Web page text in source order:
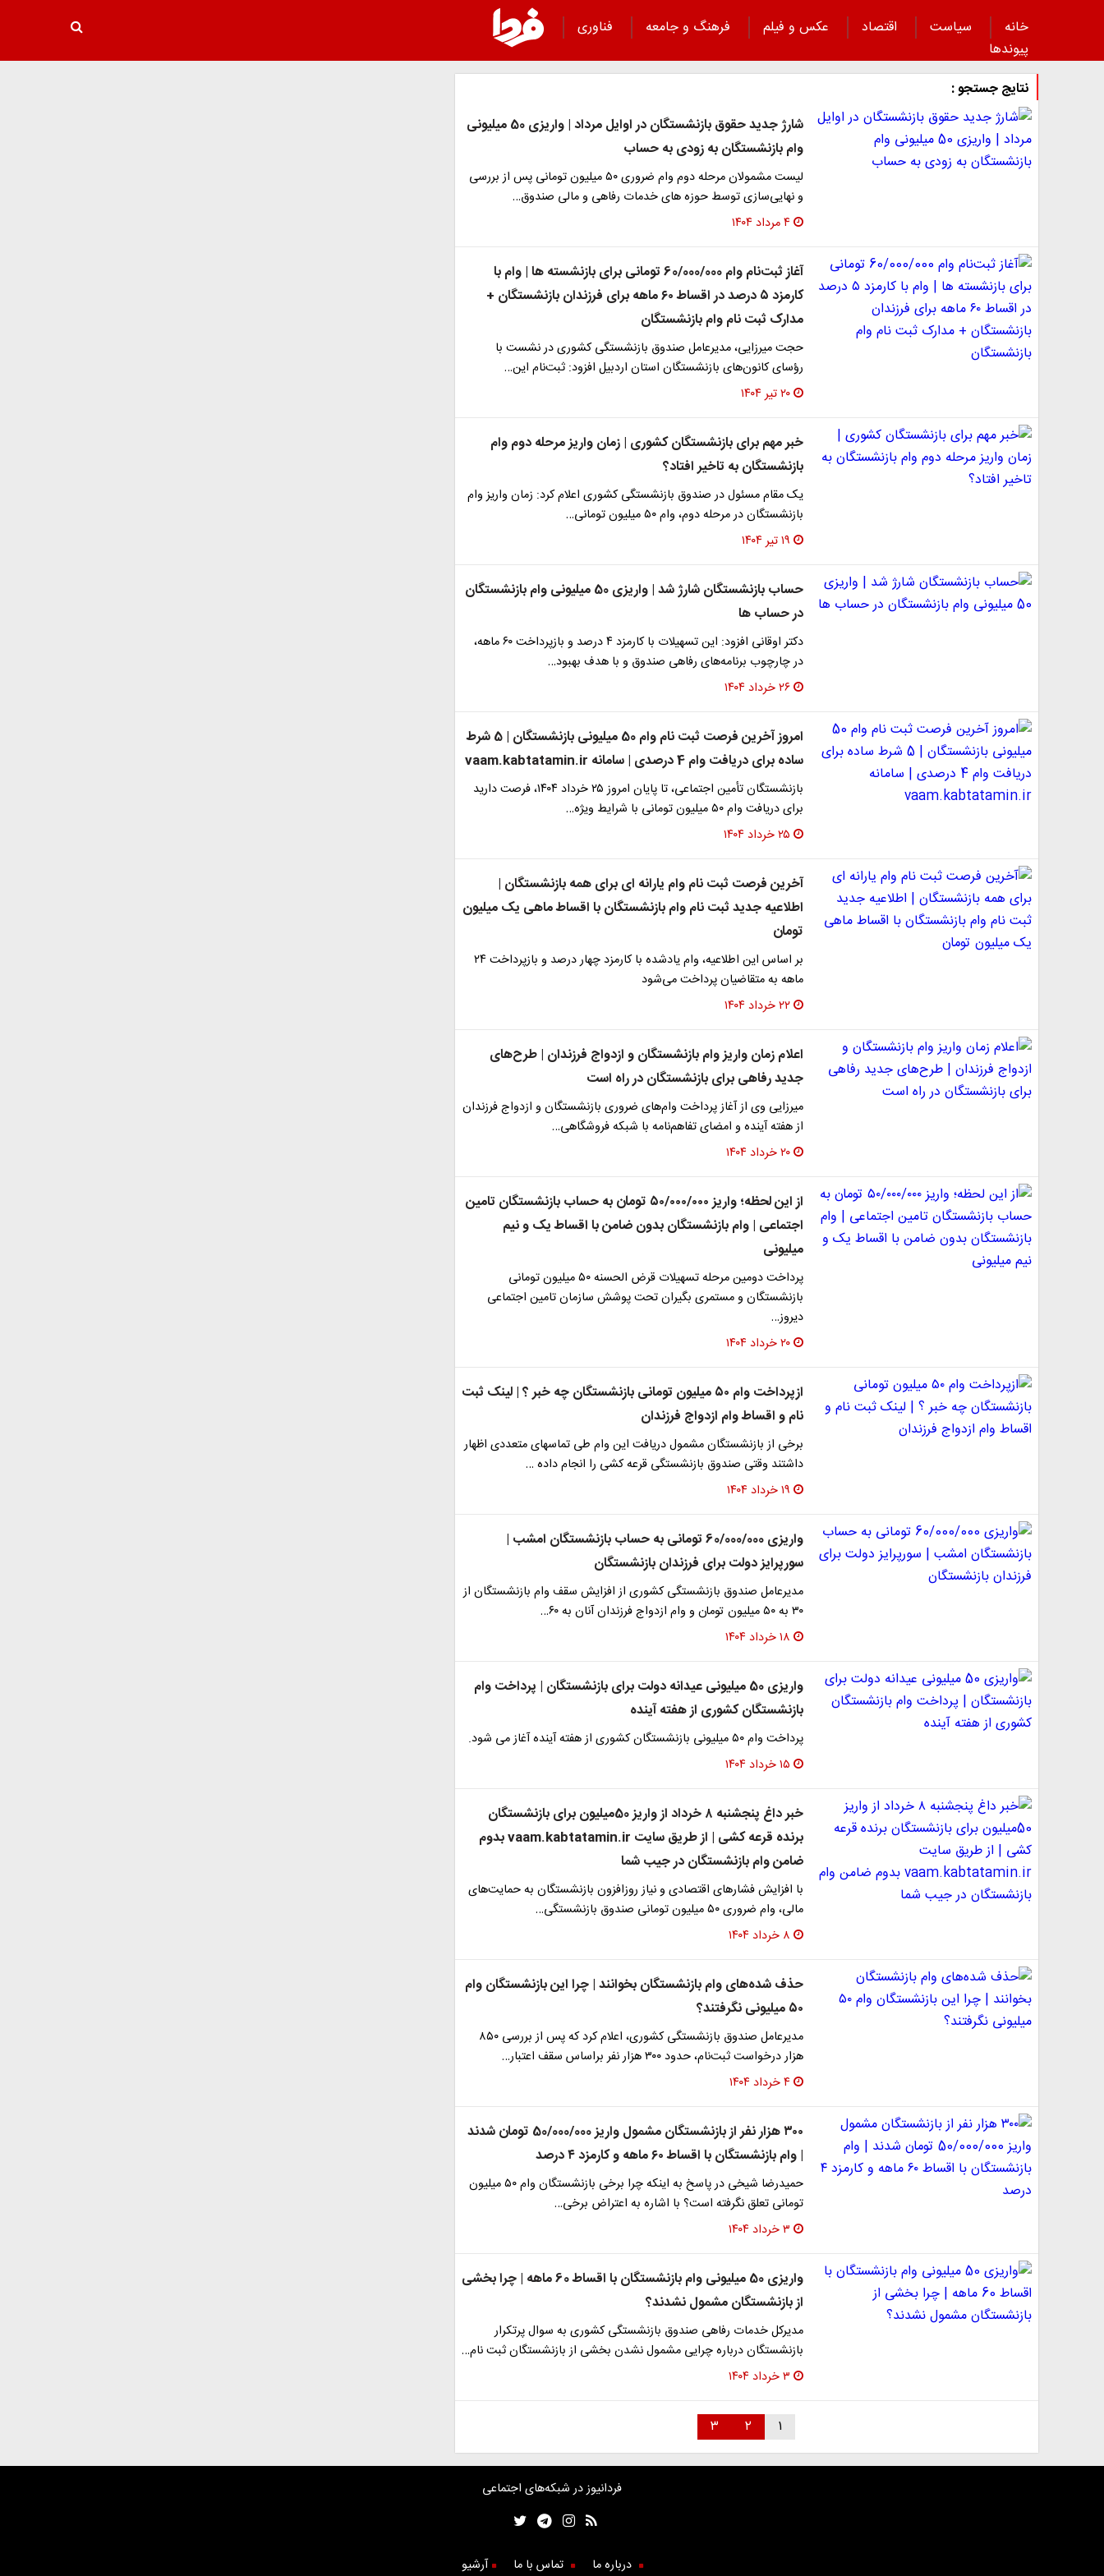
خانه سیاست اقتصاد عکس و فیلم فرهنگ و جامعه
فناوری
پیوند‌ها
نتایج جستجو :
شارژ جدید حقوق بازنشستگان در اوایل مرداد | واریزی 50 میلیونی
وام بازنشستگان به زودی به حساب
لیست مشمولان مرحله دوم وام ضروری ۵۰ میلیون تومانی پس از بررسی
و نهایی‌سازی توسط حوزه های خدمات رفاهی و مالی صندوق…
۴ مرداد ۱۴۰۴
آغاز ثبت‌نام وام 60/000/000 تومانی برای بازنشسته ها | وام با
کارمزد ۵ درصد در اقساط ۶۰ ماهه برای فرزندان بازنشستگان +
مدارک ثبت نام وام بازنشستگان
حجت میرزایی، مدیرعامل صندوق بازنشستگی کشوری در نشست با
رؤسای کانون‌های بازنشستگان استان اردبیل افزود: ثبت‌نام این…
۲۰ تیر ۱۴۰۴
خبر مهم برای بازنشستگان کشوری | زمان واریز مرحله دوم وام
بازنشستگان به تاخیر افتاد؟
یک مقام مسئول در صندوق بازنشستگی کشوری اعلام کرد: زمان واریز وام
بازنشستگان در مرحله دوم، وام ۵۰ میلیون تومانی…
۱۹ تیر ۱۴۰۴
حساب بازنشستگان شارژ شد | واریزی 50 میلیونی وام بازنشستگان
در حساب ها
دکتر اوقانی افزود: این تسهیلات با کارمزد ۴ درصد و بازپرداخت ۶۰ ماهه،
در چارچوب برنامه‌های رفاهی صندوق و با هدف بهبود…
۲۶ خرداد ۱۴۰۴
امروز آخرین فرصت ثبت نام وام 50 میلیونی بازنشستگان | 5 شرط
ساده برای دریافت وام 4 درصدی | سامانه vaam.kabtatamin.ir
بازنشستگان تأمین اجتماعی، تا پایان امروز ۲۵ خرداد ۱۴۰۴، فرصت دارید
برای دریافت وام ۵۰ میلیون تومانی با شرایط ویژه…
۲۵ خرداد ۱۴۰۴
آخرین فرصت ثبت نام وام یارانه ای برای همه بازنشستگان |
اطلاعیه جدید ثبت نام وام بازنشستگان با اقساط ماهی یک میلیون
تومان
بر اساس این اطلاعیه، ‌وام یادشده با کارمزد چهار درصد و بازپرداخت ۲۴
ماهه به متقاضیان پرداخت می‌شود
۲۲ خرداد ۱۴۰۴
اعلام زمان واریز وام‌ بازنشستگان و ازدواج فرزندان | طرح‌های
جدید رفاهی برای بازنشستگان در راه است
میرزایی وی از آغاز پرداخت وام‌های ضروری بازنشستگان و ازدواج فرزندان
از هفته آینده و امضای تفاهم‌نامه با شبکه فروشگاهی…
۲۰ خرداد ۱۴۰۴
از این لحظه؛ واریز ۵۰/۰۰۰/۰۰۰ تومان به حساب بازنشستگان تامین
اجتماعی | وام بازنشستگان بدون ضامن با اقساط یک و نیم
میلیونی
پرداخت دومین مرحله تسهیلات قرض الحسنه ۵۰ میلیون تومانی
بازنشستگان و مستمری بگیران تحت پوشش سازمان تامین اجتماعی
دیروز…
۲۰ خرداد ۱۴۰۴
ازپرداخت وام ۵۰ میلیون تومانی بازنشستگان چه خبر ؟ | لینک ثبت
نام و اقساط وام ازدواج فرزندان
برخی از بازنشستگان مشمول دریافت این وام طی تماسهای متعددی اظهار
داشتند وقتی صندوق بازنشستگی قرعه کشی را انجام داده …
۱۹ خرداد ۱۴۰۴
واریزی 60/000/000 تومانی به حساب بازنشستگان امشب |
سورپرایز دولت برای فرزندان بازنشستگان
مدیرعامل صندوق بازنشستگی کشوری از افزایش سقف وام بازنشستگان از
۳۰ به ۵۰ میلیون تومان و وام ازدواج فرزندان آنان به ۶۰…
۱۸ خرداد ۱۴۰۴
واریزی 50 میلیونی عیدانه دولت برای بازنشستگان | پرداخت وام
بازنشستگان کشوری از هفته آینده
پرداخت وام ۵۰ میلیونی بازنشستگان کشوری از هفته آینده آغاز می شود.
۱۵ خرداد ۱۴۰۴
خبر داغ پنجشنبه ۸ خرداد از واریز 50میلیون برای بازنشستگان
برنده قرعه کشی | از طریق سایت vaam.kabtatamin.ir بدوم
ضامن وام بازنشستگان در جیب شما
با افزایش فشارهای اقتصادی و نیاز روزافزون بازنشستگان به حمایت‌های
مالی، وام ضروری ۵۰ میلیون تومانی صندوق بازنشستگی…
۸ خرداد ۱۴۰۴
حذف شده‌های وام بازنشستگان بخوانند | چرا این بازنشستگان وام
۵۰ میلیونی نگرفتند؟
مدیرعامل صندوق بازنشستگی کشوری، اعلام کرد که پس از بررسی ۸۵۰
هزار درخواست ثبت‌نام، حدود ۳۰۰ هزار نفر براساس سقف اعتبار…
۴ خرداد ۱۴۰۴
۳۰۰ هزار نفر از بازنشستگان مشمول واریز 50/000/000 تومان شدند
| وام بازنشستگان با اقساط ۶۰ ماهه و کارمزد ۴ درصد
حمیدرضا شیخی در پاسخ به اینکه چرا برخی بازنشستگان وام ۵۰ میلیون
تومانی تعلق نگرفته است؟ با اشاره به اعتراض برخی…
۳ خرداد ۱۴۰۴
واریزی 50 میلیونی وام بازنشستگان با اقساط 60 ماهه | چرا بخشی
از بازنشستگان مشمول نشدند؟
مدیرکل خدمات رفاهی صندوق بازنشستگی کشوری به سوال پرتکرار
بازنشستگان درباره چرایی مشمول نشدن بخشی از بازنشستگان ثبت نام…
۳ خرداد ۱۴۰۴
۱ ۲ ۳
فردانیوز در شبکه‌های اجتماعی
درباره ما تماس با ما آرشیو